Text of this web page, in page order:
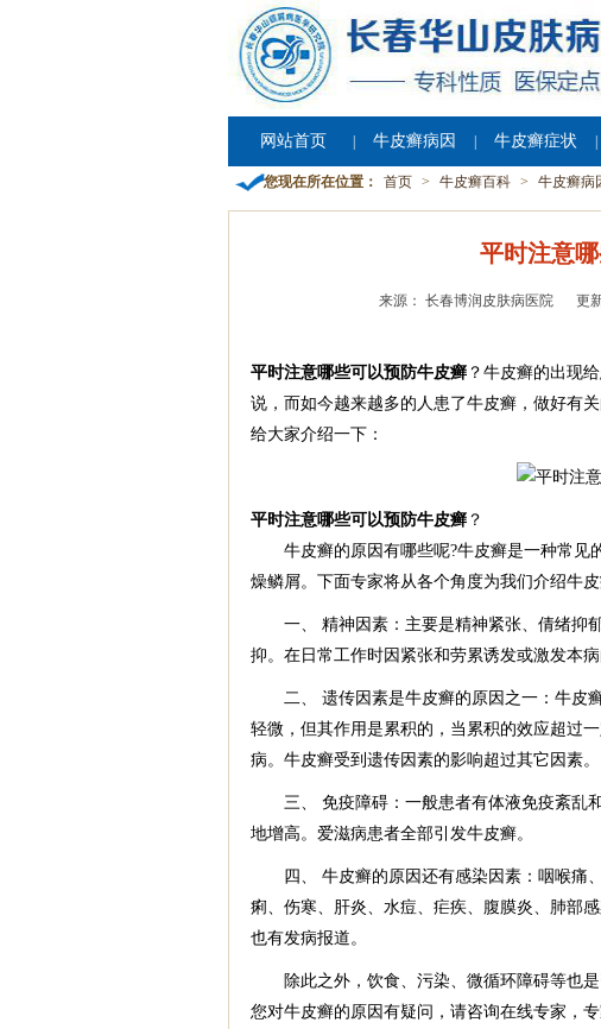
网站首页 牛皮癣病因 牛皮癣症状
您现在所在位置： 首页 > 牛皮癣百科 > 牛皮癣病
平时注意
来源： 长春博润皮肤病医院 更
平时注意哪些可以预防牛皮癣 ？牛皮癣的出现
说，而如今越来越多的人患了牛皮癣，做好有
给大家介绍一下：
平时注意哪些可以预防牛皮癣 ？
牛皮癣的原因有哪些呢?牛皮癣是一种常见
燥鳞屑。下面专家将从各个角度为我们介绍牛皮
一、 精神因素：主要是精神紧张、倩绪抑
抑。在日常工作时因紧张和劳累诱发或激发本病
二、 遗传因素是牛皮癣的原因之一：牛皮
轻微，但其作用是累积的，当累积的效应超过
病。牛皮癣受到遗传因素的影响超过其它因素。
三、 免疫障碍：一般患者有体液免疫紊乱
地增高。爱滋病患者全部引发牛皮癣。
四、 牛皮癣的原因还有感染因素：咽喉痛
痢、伤寒、肝炎、水痘、疟疾、腹膜炎、肺部
也有发病报道。
除此之外，饮食、污染、微循环障碍等也是
您对牛皮癣的原因有疑问，请咨询在线专家，